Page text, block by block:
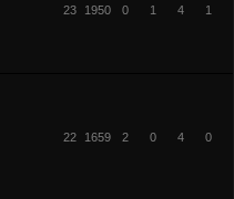
23 1950 0 1 4 1
22 1659 2 0 4 0